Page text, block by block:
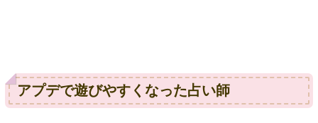
アプデで遊びやすくなった占い師